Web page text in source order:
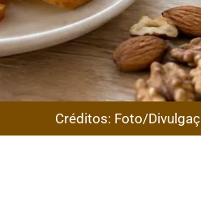
Créditos: Foto/